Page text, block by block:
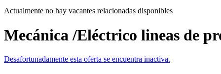
Actualmente no hay vacantes relacionadas disponibles
Mecánica /Eléctrico lineas de
Desafortunadamente esta oferta se encuentra inactiva.